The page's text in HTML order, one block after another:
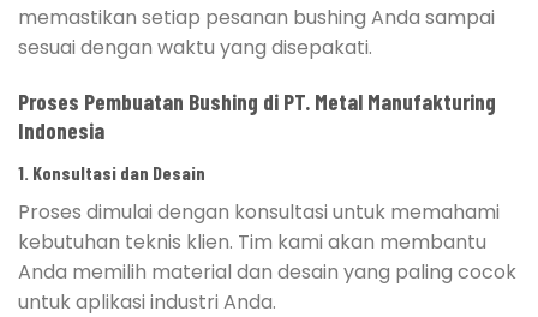
memastikan setiap pesanan bushing Anda sampai
sesuai dengan waktu yang disepakati.
Proses Pembuatan Bushing di PT. Metal Manufakturing
Indonesia
1. Konsultasi dan Desain
Proses dimulai dengan konsultasi untuk memahami
kebutuhan teknis klien. Tim kami akan membantu
Anda memilih material dan desain yang paling cocok
untuk aplikasi industri Anda.